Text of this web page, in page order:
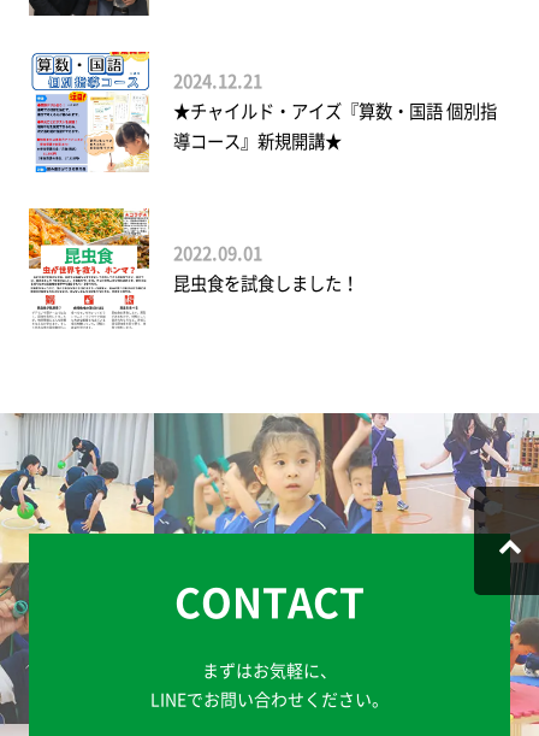
2024.12.21
★チャイルド・アイズ『算数・国語 個別指
導コース』新規開講★
2022.09.01
昆虫食を試食しました！
CONTACT
まずはお気軽に、
LINEでお問い合わせください。